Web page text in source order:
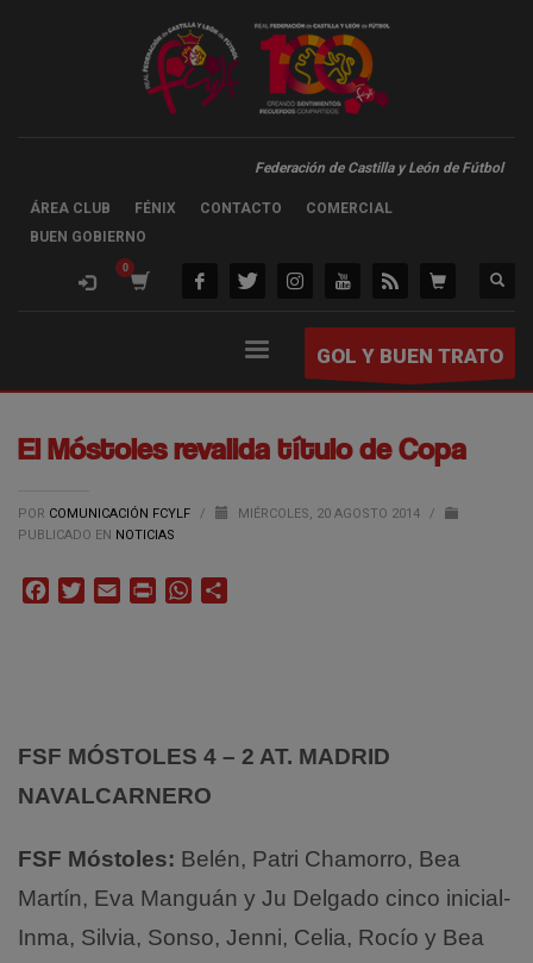
Federación de Castilla y León de Fútbol
ÁREA CLUB FÉNIX CONTACTO
COMERCIAL
BUEN GOBIERNO
GOL Y BUEN TRATO
El Móstoles revalida título de Copa
POR COMUNICACIÓN FCYLF / MIÉRCOLES, 20 AGOSTO 2014
/
PUBLICADO EN NOTICIAS
FacebookTwitterEmail Print WhatsApp
FSF MÓSTOLES 4 – 2 AT. MADRID
NAVALCARNERO
FSF Móstoles: Belén, Patri Chamorro, Bea
Martín, Eva Manguán y Ju Delgado cinco inicial-
Inma, Silvia, Sonso, Jenni, Celia, Rocío y Bea